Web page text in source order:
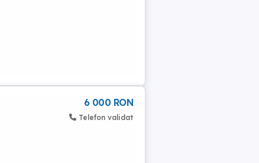
6 000 RON
Telefon validat